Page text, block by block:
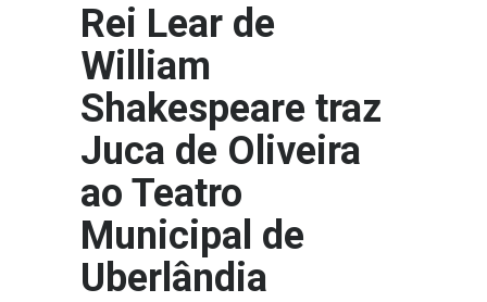
Rei Lear de
William
Shakespeare traz
Juca de Oliveira
ao Teatro
Municipal de
Uberlândia